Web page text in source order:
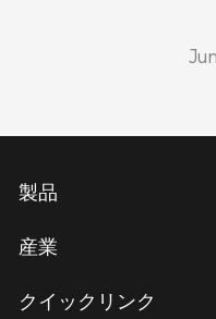
製品
産業
クイックリンク